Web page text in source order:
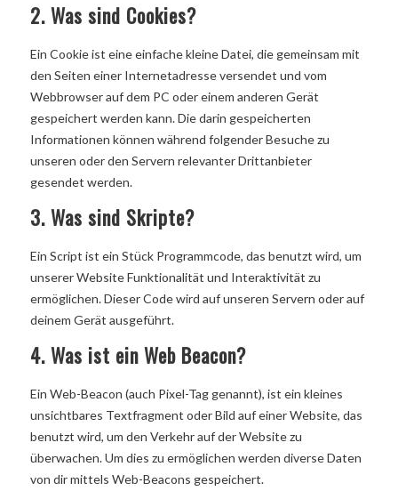
2. Was sind Cookies?
Ein Cookie ist eine einfache kleine Datei, die gemeinsam mit
den Seiten einer Internetadresse versendet und vom
Webbrowser auf dem PC oder einem anderen Gerät
gespeichert werden kann. Die darin gespeicherten
Informationen können während folgender Besuche zu
unseren oder den Servern relevanter Drittanbieter
gesendet werden.
3. Was sind Skripte?
Ein Script ist ein Stück Programmcode, das benutzt wird, um
unserer Website Funktionalität und Interaktivität zu
ermöglichen. Dieser Code wird auf unseren Servern oder auf
deinem Gerät ausgeführt.
4. Was ist ein Web Beacon?
Ein Web-Beacon (auch Pixel-Tag genannt), ist ein kleines
unsichtbares Textfragment oder Bild auf einer Website, das
benutzt wird, um den Verkehr auf der Website zu
überwachen. Um dies zu ermöglichen werden diverse Daten
von dir mittels Web-Beacons gespeichert.